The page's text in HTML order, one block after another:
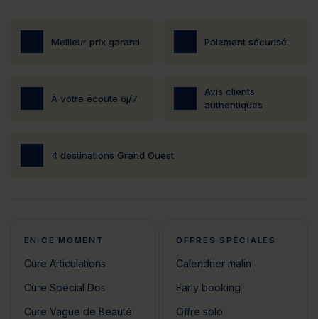
Meilleur prix garanti Paiement sécurisé
À votre écoute 6j/7
Avis clients
authentiques
4 destinations Grand Ouest
EN CE MOMENT
Cure Articulations
Cure Spécial Dos
Cure Vague de Beauté
OFFRES SPÉCIALES
Calendrier malin
Early booking
Offre solo